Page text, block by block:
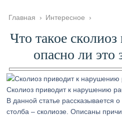
Главная › Интересное ›
Что такое
опасно ли это
Сколиоз приводит к нарушению
В данной статье рассказывается
столба – сколиозе. Описаны